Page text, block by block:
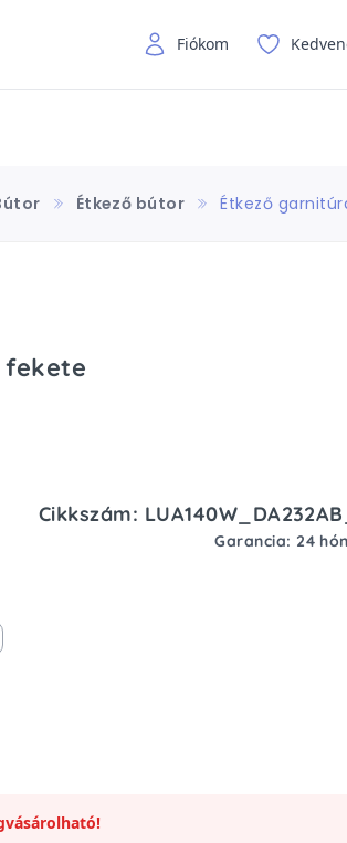
Fiókom
Étkező bútor Étkező
fekete
Cikkszám:
Garancia: 24